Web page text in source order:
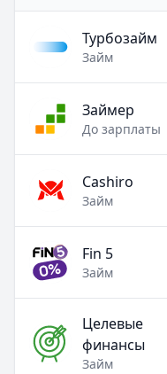
Турбозайм
Займ
Займер
До зарплаты
Cashiro
Займ
Fin 5
Займ
Целевые
финансы
Займ